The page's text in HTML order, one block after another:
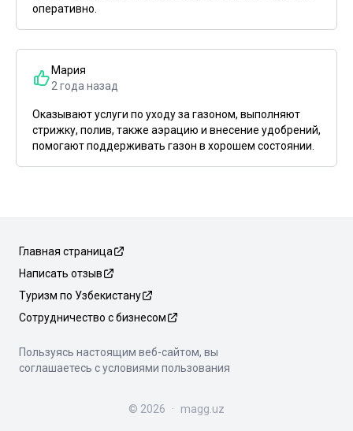
оперативно.
Мария
2 года назад
Оказывают услуги по уходу за газоном, выполняют
стрижку, полив, также аэрацию и внесение удобрений,
помогают поддерживать газон в хорошем состоянии.
Главная страница
Написать отзыв
Туризм по Узбекистану
Сотрудничество с бизнесом
Пользуясь настоящим веб-сайтом, вы
соглашаетесь с условиями пользования
© 2026 · magg.uz